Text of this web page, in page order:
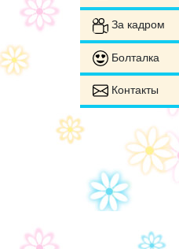
За кадром
Болталка
Контакты